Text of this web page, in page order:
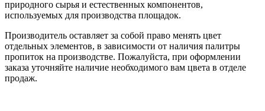
природного сырья и естественных компонентов,
используемых для производства площадок.
Производитель оставляет за собой право менять цвет
отдельных элементов, в зависимости от наличия палитры
пропиток на производстве. Пожалуйста, при оформлении
заказа уточняйте наличие необходимого вам цвета в отделе
продаж.